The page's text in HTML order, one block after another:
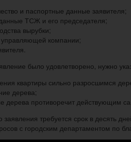
и паспортные данные заявителя;
ТСЖ и его председателя;
вырубки;
управляющей компании;
было удовлетворено, нужно
квартиры сильно разросшимся
дерева;
дерева противоречит действующим
заявления требуется срок в десять
с городским департаментом по